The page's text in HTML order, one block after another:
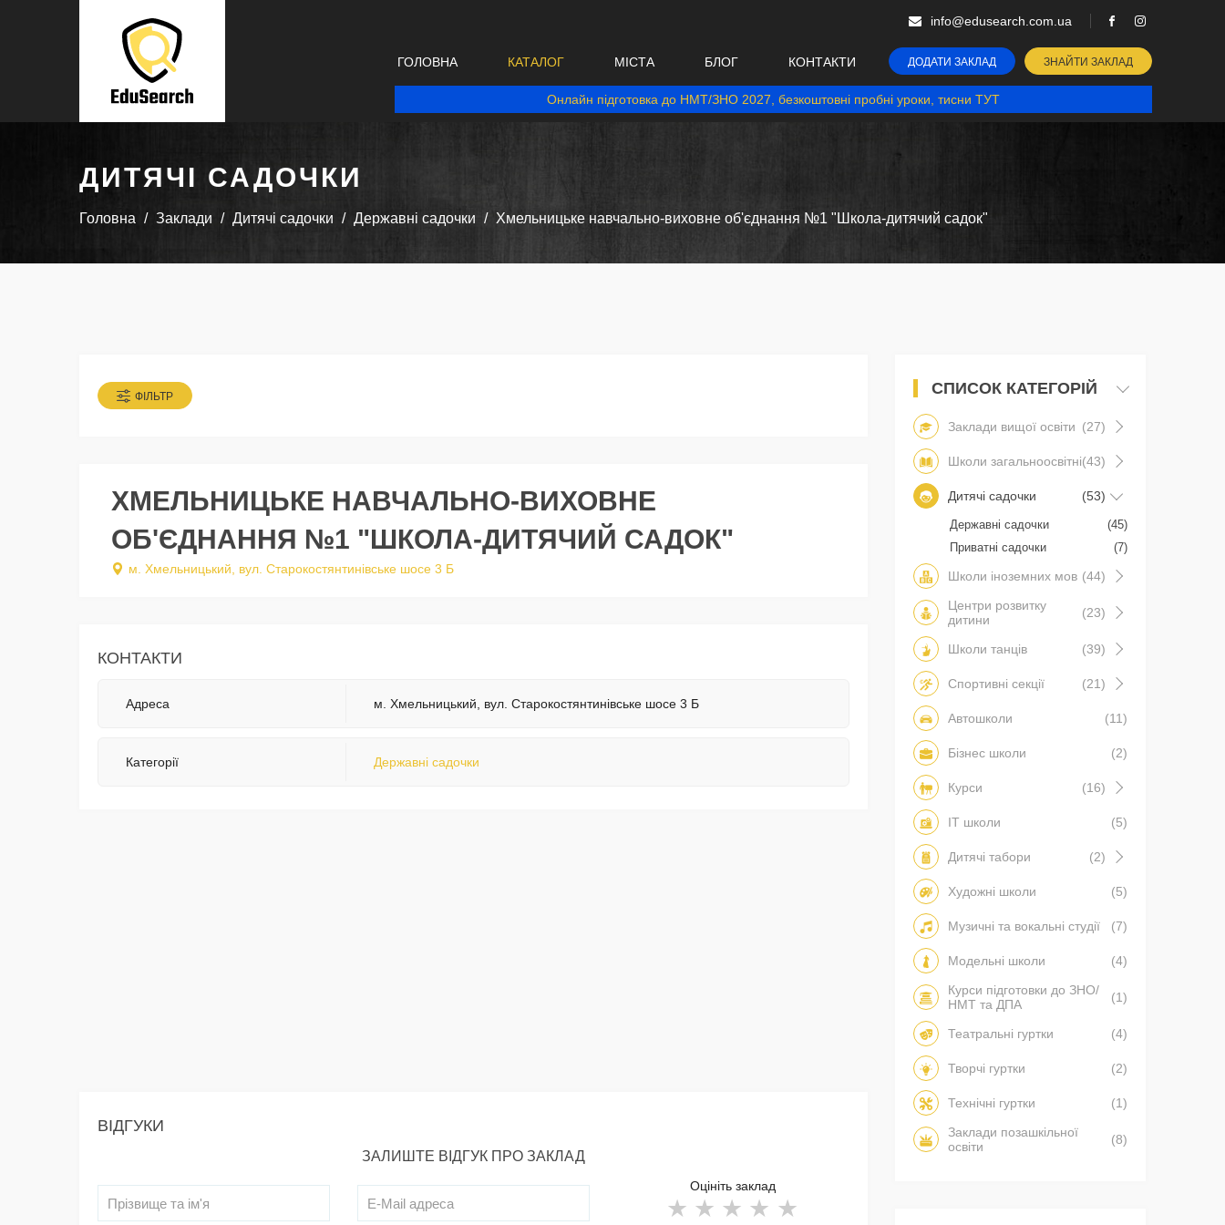
info@edusearch.com.ua
ГОЛОВНА КАТАЛОГ МІСТА БЛОГ КОНТАКТИ ДОДАТИ ЗАКЛАД ЗНАЙТИ ЗАКЛАД
Онлайн підготовка до НМТ/ЗНО 2027, безкоштовні пробні уроки, тисни ТУТ
ДИТЯЧІ САДОЧКИ
Головна Заклади Дитячі садочки Державні садочки Хмельницьке навчально-виховне об'єднання №1 "Школа-дитячий садок"
ФІЛЬТР
ХМЕЛЬНИЦЬКЕ НАВЧАЛЬНО-ВИХОВНЕ
ОБ'ЄДНАННЯ №1 "ШКОЛА-ДИТЯЧИЙ САДОК"
м. Хмельницький, вул. Старокостянтинівське шосе 3 Б
КОНТАКТИ
Адреса м. Хмельницький, вул. Старокостянтинівське шосе 3 Б
Категорії Державні садочки
ВІДГУКИ
ЗАЛИШТЕ ВІДГУК ПРО ЗАКЛАД
Оцініть заклад
СПИСОК КАТЕГОРІЙ
Заклади вищої освіти (27)
Школи загальноосвітні(43)
Дитячі садочки (53)
Державні садочки
(45)
Приватні садочки
(7)
Школи іноземних мов (44)
Центри розвитку
дитини
(23)
Школи танців (39)
Спортивні секції (21)
Автошколи (11)
Бізнес школи (2)
Курси (16)
IT школи (5)
Дитячі табори (2)
Художні школи (5)
Музичні та вокальні студії (7)
Модельні школи
(4)
Курси підготовки до ЗНО/
НМТ та ДПА
(1)
Театральні гуртки (4)
Творчі гуртки (2)
Технічні гуртки
(1)
Заклади позашкільної
освіти
(8)